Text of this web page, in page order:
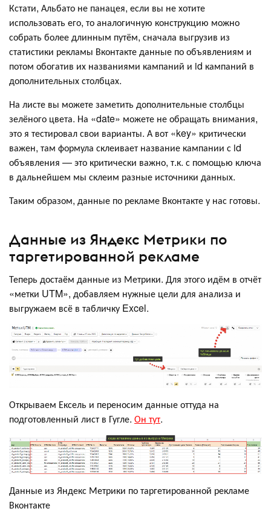
Кстати, Альбато не панацея, если вы не хотите
использовать его, то аналогичную конструкцию можно
собрать более длинным путём, сначала выгрузив из
статистики рекламы Вконтакте данные по объявлениям и
потом обогатив их названиями кампаний и id кампаний в
дополнительных столбцах.
На листе вы можете заметить дополнительные столбцы
зелёного цвета. На «date» можете не обращать внимания,
это я тестировал свои варианты. А вот «key» критически
важен, там формула склеивает название кампании с id
объявления — это критически важно, т.к. с помощью ключа
в дальнейшем мы склеим разные источники данных.
Таким образом, данные по рекламе Вконтакте у нас готовы.
Данные из Яндекс Метрики по
таргетированной рекламе
Теперь достаём данные из Метрики. Для этого идём в отчёт
«метки UTM», добавляем нужные цели для анализа и
выгружаем всё в табличку Excel.
Открываем Ексель и переносим данные оттуда на
подготовленный лист в Гугле. Он тут.
Данные из Яндекс Метрики по таргетированной рекламе
Вконтакте